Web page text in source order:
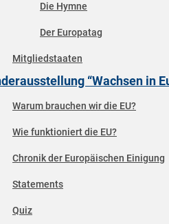
Die Hymne
Der Europatag
Mitgliedstaaten
“Wachsen in
Warum brauchen wir die EU?
Wie funktioniert die EU?
Chronik der Europäischen Einigung
Statements
Quiz